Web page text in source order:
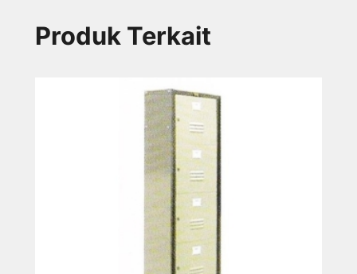
Produk Terkait